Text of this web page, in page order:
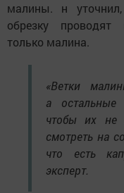
малины. н
обрезку проводят
только малина.
«Ветки
а остальные
чтобы их не
смотреть на
что есть
эксперт.